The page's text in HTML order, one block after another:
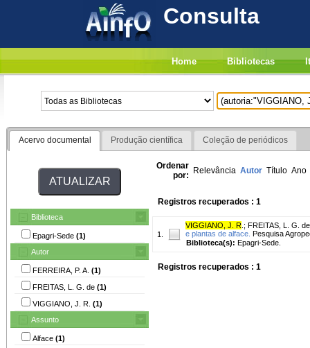
Consulta
Home Bibliotecas
Acervo documental Produção científica Coleção de periódicos
Biblioteca
Epagri-Sede (1)
Autor
FERREIRA, P. A. (1)
FREITAS, L. G. de (1)
VIGGIANO, J. R. (1)
Assunto
Alface (1)
Ordenar
por: Relevância Autor Título Ano
Registros recuperados : 1
1.
VIGGIANO, J. R ; FREITAS, L. G. de
e plantas de alface. Pesquisa
Biblioteca(s): Epagri-Sede.
Registros recuperados : 1